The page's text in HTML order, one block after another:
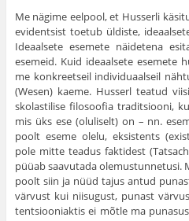
Me nägime eelpool, et Husserli
evidentsist toetub üldiste,
Ideaalsete esemete näidetena
esemeid. Kuid ideaalsete esemete
me konkreetseil individuaalseil
(Wesen) kaeme. Husserl teatud
skolastilise filosoofia traditsiooni,
mis üks ese (oluliselt) on – nn.
poolt eseme olelu, eksistents
pole mitte teadus faktidest
püüab saavutada olemustunnetusi.
poolt siin ja nüüd tajus antud
värvust kui niisugust, punast
tentsiooniaktis ei mõtle ma